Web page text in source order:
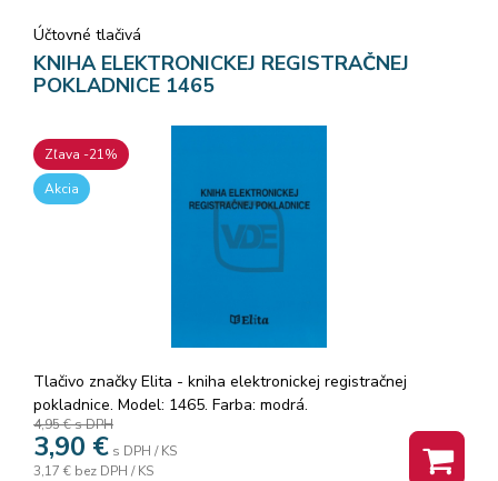
Účtovné tlačivá
KNIHA ELEKTRONICKEJ REGISTRAČNEJ
POKLADNICE 1465
Zľava -21%
Akcia
Tlačivo značky Elita - kniha elektronickej registračnej
pokladnice. Model: 1465. Farba: modrá.
4,95 €s DPH
3,90 € s DPH / KS
3,17 € bez DPH / KS